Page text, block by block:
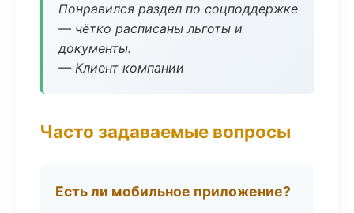
Понравился раздел по соцподдержке
— чётко расписаны льготы и
документы.
— Клиент компании
Часто задаваемые вопросы
Есть ли мобильное приложение?